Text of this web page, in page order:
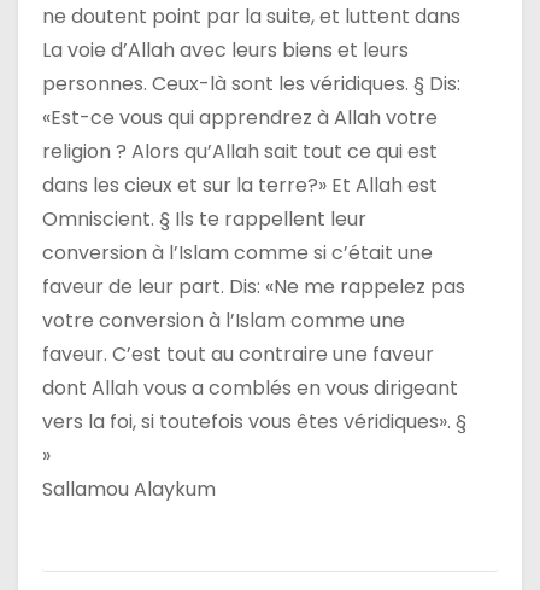
ne doutent point par la suite, et luttent dans
La voie d’Allah avec leurs biens et leurs
personnes. Ceux-là sont les véridiques. § Dis:
«Est-ce vous qui apprendrez à Allah votre
religion ? Alors qu’Allah sait tout ce qui est
dans les cieux et sur la terre?» Et Allah est
Omniscient. § Ils te rappellent leur
conversion à l’Islam comme si c’était une
faveur de leur part. Dis: «Ne me rappelez pas
votre conversion à l’Islam comme une
faveur. C’est tout au contraire une faveur
dont Allah vous a comblés en vous dirigeant
vers la foi, si toutefois vous êtes véridiques». §
»
Sallamou Alaykum